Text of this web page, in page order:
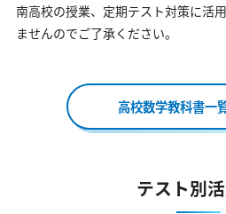
南高校の授業、定期テスト対策に活
ませんのでご了承ください。
高校数学教科書一
テスト別